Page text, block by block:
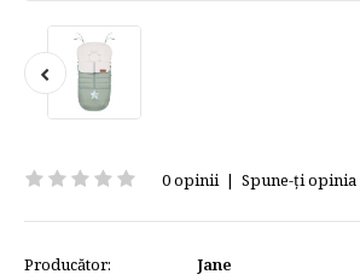
0 opinii| Spune-ţi opinia
Producător:
Jane